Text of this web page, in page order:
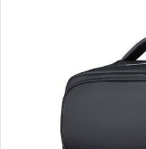
運動、戶外與休閒
嬰幼兒與孕婦
汽機車精品百貨